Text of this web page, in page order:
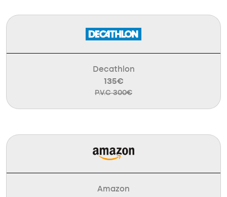
Decathlon
135€
P.V.C 300€
Amazon